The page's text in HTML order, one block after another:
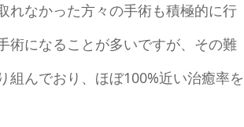
れなかった方々の手術も積極的に行
術になることが多いですが、その難
組んでおり、ほぼ100%近い治癒率を